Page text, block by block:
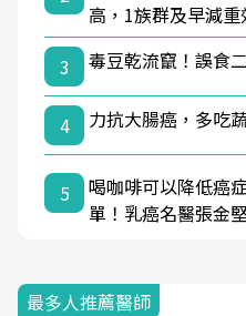
高，1族群及早減重
3
毒豆乾流竄！誤食
4 力抗大腸癌，多吃
5
喝咖啡可以降低癌
單！乳癌名醫張金
最多人推薦醫師